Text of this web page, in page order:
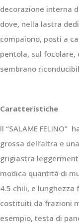
decorazione interna
dove, nella lastra
compaiono, posti a
pentola, sul focolare,
sembrano riconducibili
Caratteristiche
Il “SALAME
grossa dell’altra e
grigiastra
modica quantità di
4.5 chili, e lunghezza
costituiti da frazioni
esempio, testa di